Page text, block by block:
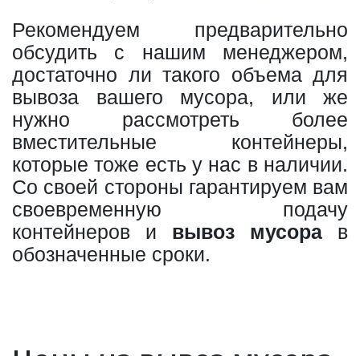
Рекомендуем предварительно
обсудить с нашим менеджером,
достаточно ли такого объема для
вывоза вашего мусора, или же
нужно рассмотреть более
вместительные контейнеры,
которые тоже есть у нас в наличии.
Со своей стороны гарантируем вам
своевременную подачу
контейнеров и вывоз мусора в
обозначенные сроки.